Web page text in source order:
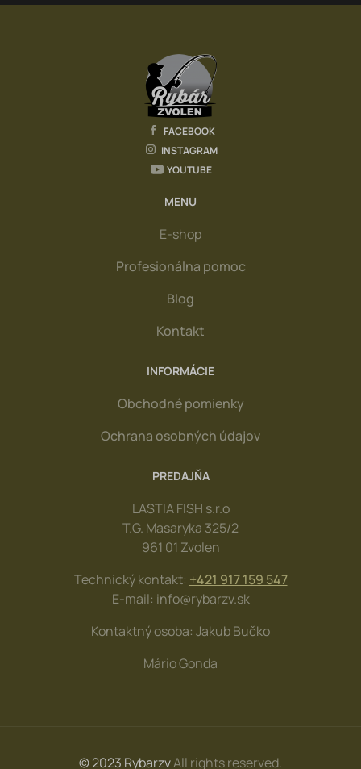
FACEBOOK
INSTAGRAM
YOUTUBE
MENU
E-shop
Profesionálna pomoc
Blog
Kontakt
INFORMÁCIE
Obchodné pomienky
Ochrana osobných údajov
PREDAJŇA
LASTIA FISH s.r.o
T.G. Masaryka 325/2
961 01 Zvolen
Technický kontakt: +421 917 159 547
E-mail: info@rybarzv.sk
Kontaktný osoba: Jakub Bučko
Mário Gonda
© 2023 RybarzvAll rights reserved.